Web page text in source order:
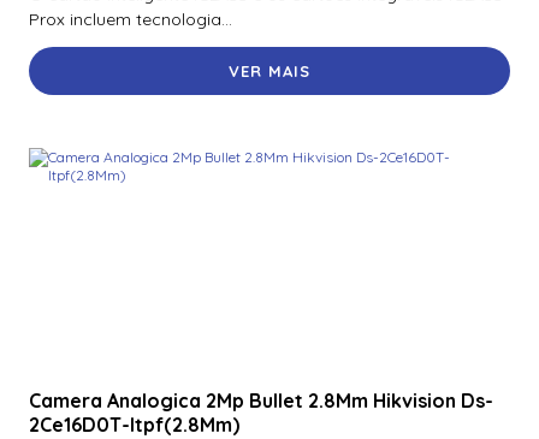
Prox incluem tecnologia...
VER MAIS
Camera Analogica 2Mp Bullet 2.8Mm Hikvision Ds-
2Ce16D0T-Itpf(2.8Mm)